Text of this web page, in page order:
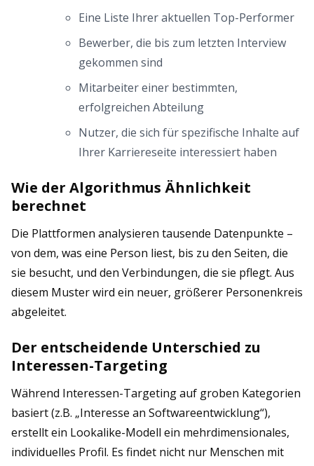
Eine Liste Ihrer aktuellen Top-Performer
Bewerber, die bis zum letzten Interview
gekommen sind
Mitarbeiter einer bestimmten,
erfolgreichen Abteilung
Nutzer, die sich für spezifische Inhalte auf
Ihrer Karriereseite interessiert haben
Wie der Algorithmus Ähnlichkeit
berechnet
Die Plattformen analysieren tausende Datenpunkte –
von dem, was eine Person liest, bis zu den Seiten, die
sie besucht, und den Verbindungen, die sie pflegt. Aus
diesem Muster wird ein neuer, größerer Personenkreis
abgeleitet.
Der entscheidende Unterschied zu
Interessen-Targeting
Während Interessen-Targeting auf groben Kategorien
basiert (z.B. „Interesse an Softwareentwicklung“),
erstellt ein Lookalike-Modell ein mehrdimensionales,
individuelles Profil. Es findet nicht nur Menschen mit